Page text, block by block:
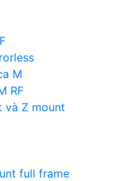
M
RF
và Z mount
full frame